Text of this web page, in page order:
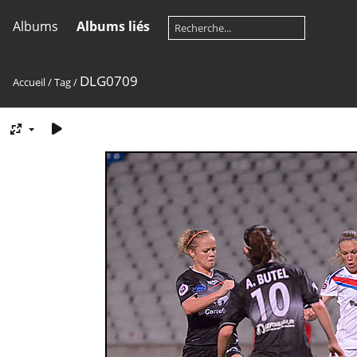
Albums Albums liés
Accueil/Tag/ DLG0709